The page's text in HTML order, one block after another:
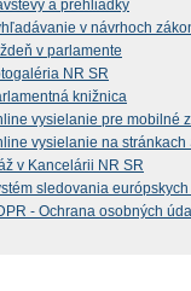
a prehliadky
v návrhoch
v parlamente
NR SR
knižnica
vysielanie pre mobilné
vysielanie na stránkach
v Kancelárii NR SR
sledovania
- Ochrana osobných